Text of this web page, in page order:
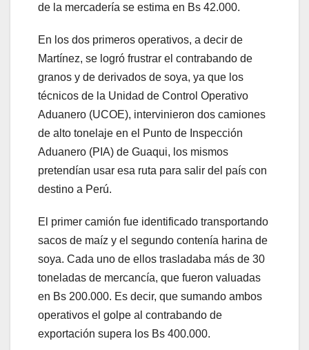
de la mercadería se estima en Bs 42.000.​
En los dos primeros operativos, a decir de
Martínez, se logró frustrar el contrabando de
granos y de derivados de soya, ya que los
técnicos de la Unidad de Control Operativo
Aduanero (UCOE), intervinieron dos camiones
de alto tonelaje en el Punto de Inspección
Aduanero (PIA) de Guaqui, los mismos
pretendían usar esa ruta para salir del país con
destino a Perú.
El primer camión fue identificado transportando
sacos de maíz y el segundo contenía harina de
soya. Cada uno de ellos trasladaba más de 30
toneladas de mercancía, que fueron valuadas
en Bs 200.000. Es decir, que sumando ambos
operativos el golpe al contrabando de
exportación supera los Bs 400.000.